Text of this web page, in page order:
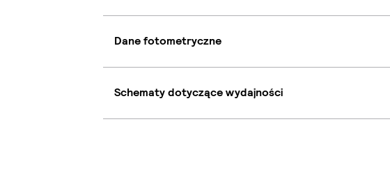
Dane fotometryczne
Schematy dotyczące wydajności